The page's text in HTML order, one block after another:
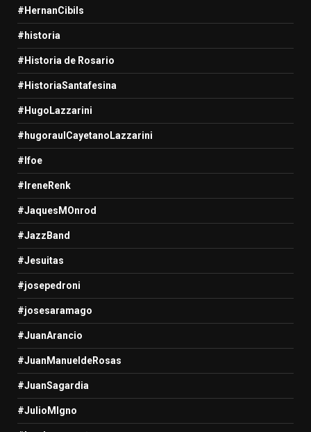
#HernanCibils
#historia
#Historia de Rosario
#HistoriaSantafesina
#HugoLazzarini
#hugoraulCayetanoLazzarini
#Ifoe
#IreneRenk
#JaquesMOnrod
#JazzBand
#Jesuitas
#josepedroni
#josesaramago
#JuanArancio
#JuanManueldeRosas
#JuanSagardia
#JulioMIgno